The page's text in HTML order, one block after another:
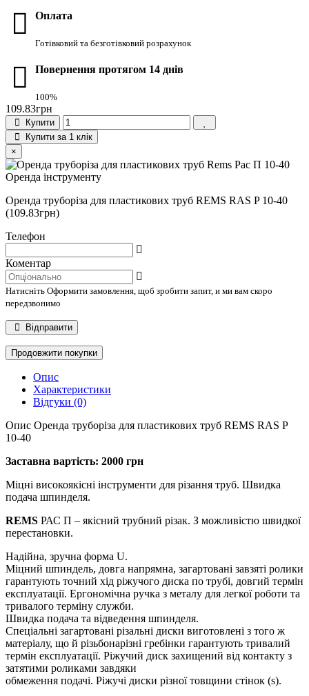
Оплата
Готівковий та безготівковий розрахунок
Повернення протягом 14 днів
100%
109.83грн
Купити
Купити за 1 клiк
×
Оренда труборіза для пластикових труб REMS RAS P 10-40
(109.83грн)
Телефон
Коментар
Натисніть Оформити замовлення, щоб зробити запит, и ми вам скоро
передзвонимо
Відправити
Продовжити покупки
Опис
Характеристики
Відгуки (0)
Опис Оренда труборіза для пластикових труб REMS RAS P
10-40
Заставна вартість: 2000 грн
Міцні високоякісні інструменти для різання труб. Швидка
подача шпинделя.
REMS РАС П – якісний трубний різак. З можливістю швидкої
перестановки.
Надійна, зручна форма U.
Міцний шпиндель, довга напрямна, загартовані завзяті ролики
гарантують точний хід ріжучого диска по трубі, довгий термін
експлуатації. Ергономічна ручка з металу для легкої роботи та
тривалого терміну служби.
Швидка подача та відведення шпинделя.
Спеціальні загартовані різальні диски виготовлені з того ж
матеріалу, що й різьбонарізні гребінки гарантують тривалий
термін експлуатації. Ріжучий диск захищений від контакту з
затятими роликами завдяки
обмеження подачі. Ріжучі диски різної товщини стінок (s).